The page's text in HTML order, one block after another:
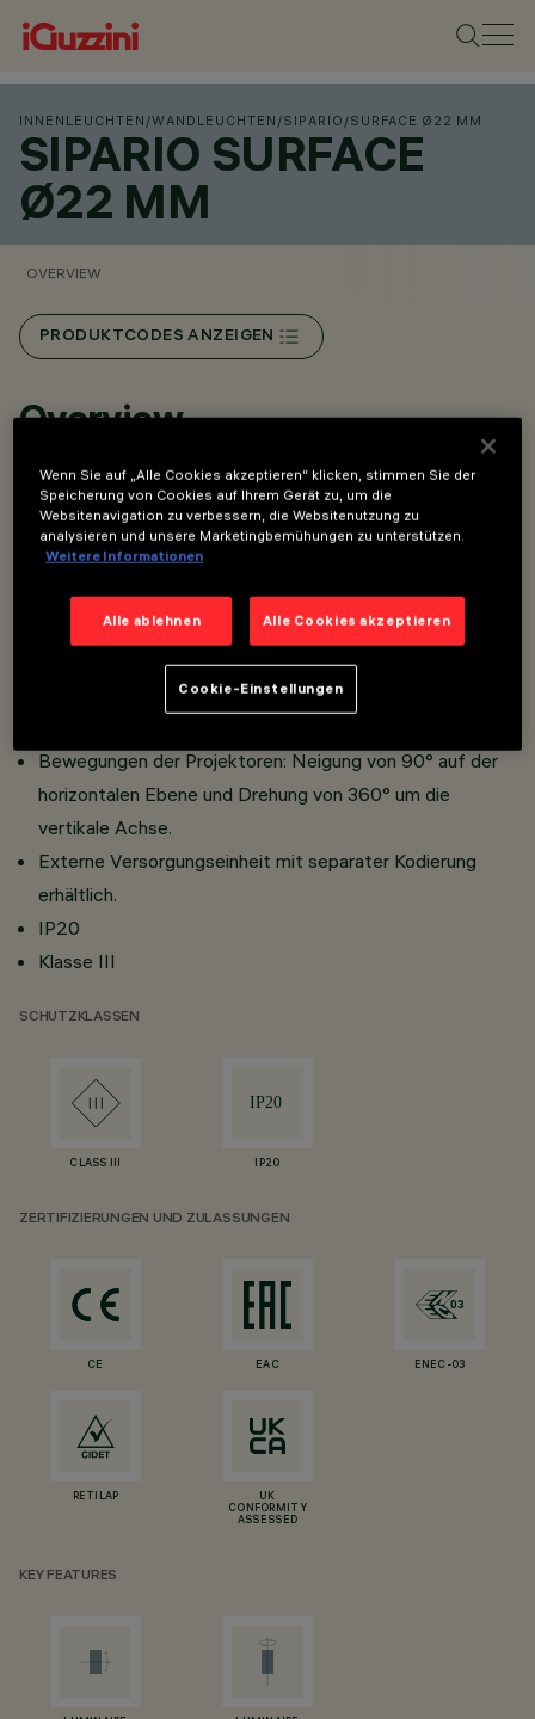
INNENLEUCHTEN /WANDLEUCHTEN /SIPARIO /SURFACE Ø22 MM
SIPARIO SURFACE
Ø22 MM
OVERVIEW
PRODUKTCODES ANZEIGEN
Overview
Leuchten für die Installation an Decke und Wand.
Aufbauversionen.
Hergestellt aus Aluminiumdruckguss und
thermoplastischem Material.
Opti Beam Lens mit hoher Lichtausbeute und
reduziertem Abstrahlwinkel.
LED-Versionen mit hohem Farbwiedergabeindex.
Bewegungen der Projektoren: Neigung von 90° auf der
horizontalen Ebene und Drehung von 360° um die
vertikale Achse.
Externe Versorgungseinheit mit separater Kodierung
erhältlich.
IP20
Klasse III
SCHUTZKLASSEN
CLASS III IP20
ZERTIFIZIERUNGEN UND ZULASSUNGEN
CE EAC ENEC-03
RETILAP
UK
CONFORMITY
ASSESSED
KEY FEATURES
Wenn Sie auf „Alle Cookies akzeptieren“ klicken, stimmen Sie der
Speicherung von Cookies auf Ihrem Gerät zu, um die
Websitenavigation zu verbessern, die Websitenutzung zu
analysieren und unsere Marketingbemühungen zu unterstützen.
Weitere Informationen
Alle ablehnen Alle Cookies akzeptieren
Cookie-Einstellungen